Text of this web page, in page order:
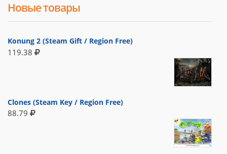
Новые товары
Konung 2 (Steam Gift / Region Free)
119.38
Clones (Steam Key / Region Free)
88.79